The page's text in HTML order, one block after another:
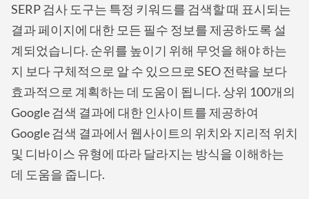
SERP 검사 도구는 특정 키워드를 검색할 때 표시되는
결과 페이지에 대한 모든 필수 정보를 제공하도록 설
계되었습니다. 순위를 높이기 위해 무엇을 해야 하는
지 보다 구체적으로 알 수 있으므로 SEO 전략을 보다
효과적으로 계획하는 데 도움이 됩니다. 상위 100개의
Google 검색 결과에 대한 인사이트를 제공하여
Google 검색 결과에서 웹사이트의 위치와 지리적 위치
및 디바이스 유형에 따라 달라지는 방식을 이해하는
데 도움을 줍니다.